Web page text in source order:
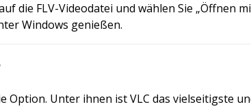
die FLV-Videodatei und wählen Sie „Öffnen
Windows genießen.
Option. Unter ihnen ist VLC das vielseitigste